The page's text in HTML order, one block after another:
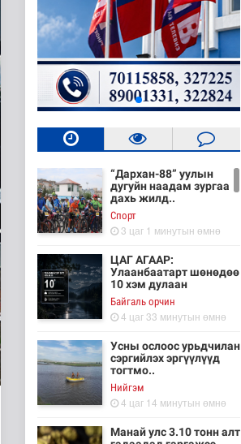
“Дархан-88” уулын
дугуйн наадам зургаа
дахь жилд..
Cпорт
3 цаг 1 минутын өмнө
ЦАГ АГААР:
Улаанбаатарт шөнөдөө
10 хэм дулаан
Байгаль орчин
4 цаг 33 минутын өмнө
Усны ослоос урьдчилан
сэргийлэх эргүүлүүд
тогтмо..
Нийгэм
4 цаг 14 минутын өмнө
Манай улс 3.10 тонн алт